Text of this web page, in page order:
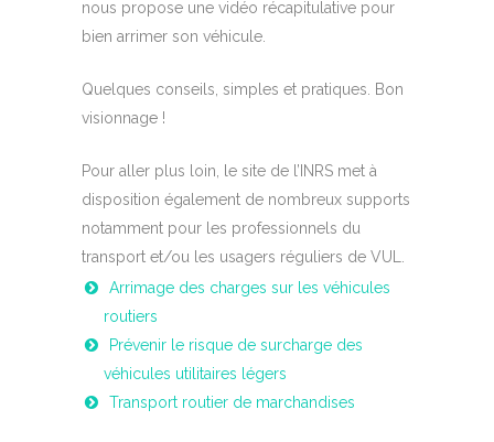
nous propose une vidéo récapitulative pour
bien arrimer son véhicule.
Quelques conseils, simples et pratiques. Bon
visionnage !
Pour aller plus loin, le site de l’INRS met à
disposition également de nombreux supports
notamment pour les professionnels du
transport et/ou les usagers réguliers de VUL.
Arrimage des charges sur les véhicules
routiers
Prévenir le risque de surcharge des
véhicules utilitaires légers
Transport routier de marchandises